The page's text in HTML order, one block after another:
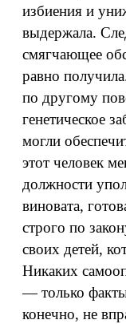
избиения и
выдержала.
смягчающее
равно
по другому
генетическое
могли
этот человек
должности
виновата,
строго по
своих детей,
Никаких
— только
конечно, не